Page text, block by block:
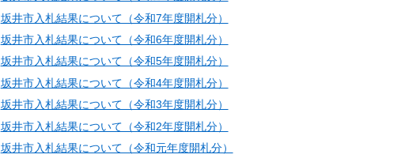
坂井市入札結果について（令和7年度開札分）
坂井市入札結果について（令和6年度開札分）
坂井市入札結果について（令和5年度開札分）
坂井市入札結果について（令和4年度開札分）
坂井市入札結果について（令和3年度開札分）
坂井市入札結果について（令和2年度開札分）
坂井市入札結果について（令和元年度開札分）